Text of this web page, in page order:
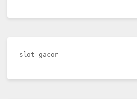
slot gacor